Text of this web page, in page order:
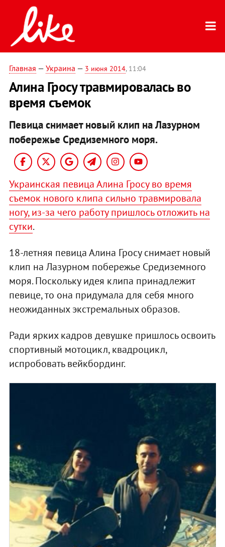
Главная — Украина — 3 июня 2014, 11:04
Алина Гросу травмировалась во
время съемок
Певица снимает новый клип на Лазурном
побережье Средиземного моря.
Украинская певица Алина Гросу во время
съемок нового клипа сильно травмировала
ногу, из-за чего работу пришлось отложить на
сутки.
18-летняя певица Алина Гросу снимает новый
клип на Лазурном побережье Средиземного
моря. Поскольку идея клипа принадлежит
певице, то она придумала для себя много
неожиданных экстремальных образов.
Ради ярких кадров девушке пришлось освоить
спортивный мотоцикл, квадроцикл,
испробовать вейкбординг.